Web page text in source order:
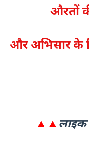
औरतों
और अभिसार के
▲▲ लाइक